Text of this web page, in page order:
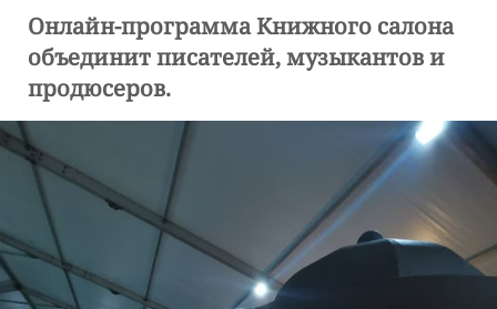
Онлайн-программа Книжного салона
объединит писателей, музыкантов и
продюсеров.